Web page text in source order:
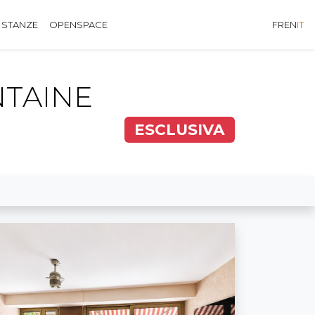
STANZE OPENSPACE FRENIT
ESCLUSIVA